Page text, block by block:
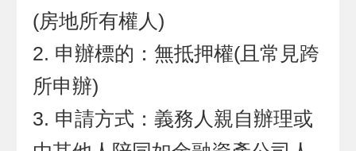
(房地所有權人)
申辦標的：無抵押權(且常見跨
所申辦)
申請方式：義務人親自辦理或